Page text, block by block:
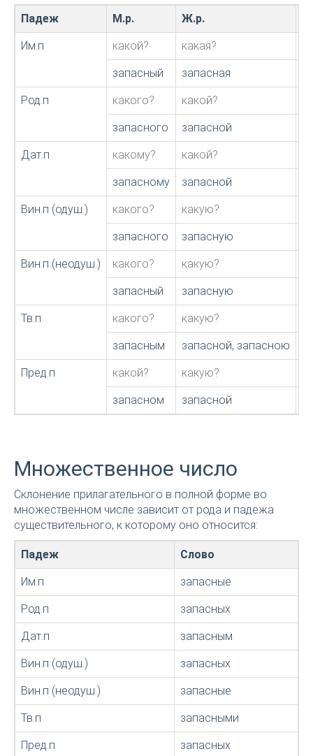
Падеж М.р. Ж.р.
Им.п какой? какая?
запасный запасная
Род.п какого? какой?
запасного запасной
Дат.п какому? какой?
запасному запасной
Вин.п (одуш.) какого? какую?
запасного запасную
Вин.п (неодуш.) какого? какую?
запасный запасную
Тв.п какого? какую?
запасным запасной, запасною
Пред.п какой? какую?
запасном запасной
Множественное число
Склонение прилагательного в полной форме во
множественном числе зависит от рода и падежа
существительного, к которому оно относится:
Падеж Слово
Им.п запасные
Род.п запасных
Дат.п запасным
Вин.п (одуш.) запасных
Вин.п (неодуш.) запасные
Тв.п запасными
Пред.п запасных